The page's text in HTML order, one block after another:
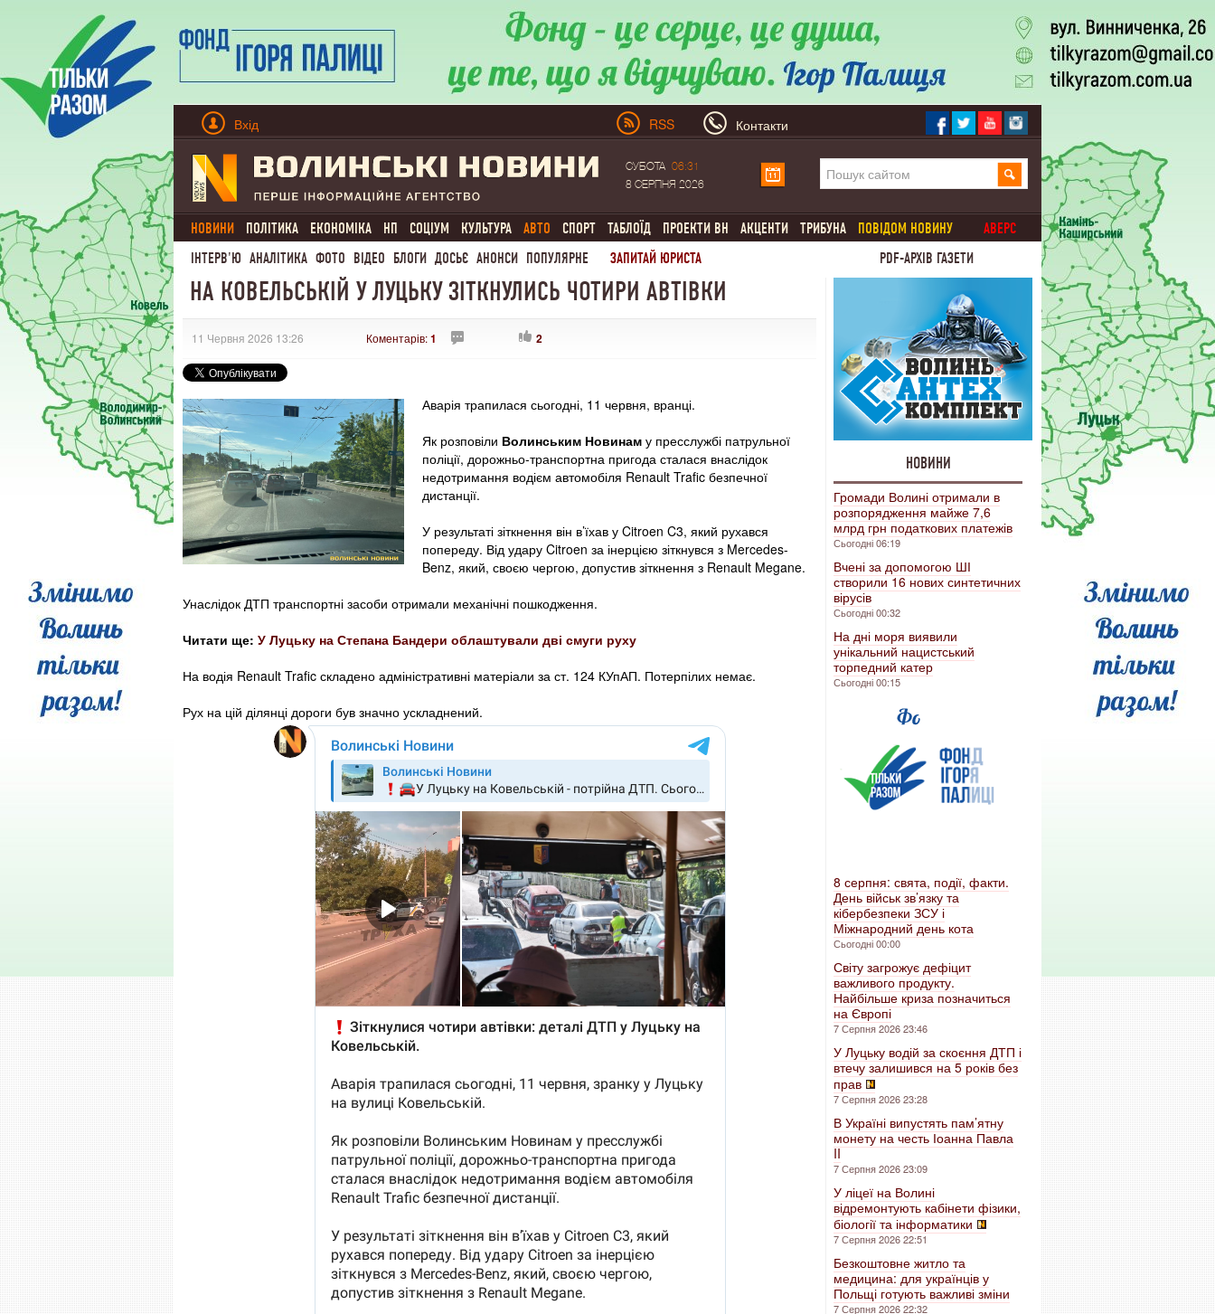
Вхід RSS Контакти
СУБОТА
06:31
8 СЕРПНЯ 2026
НОВИНИ ПОЛІТИКА ЕКОНОМІКА НП СОЦІУМ КУЛЬТУРА АВТО СПОРТ ТАБЛОЇД ПРОЕКТИ ВН АКЦЕНТИ ТРИБУНА ПОВІДОМ НОВИНУ
АВЕРС
ІНТЕРВ'Ю АНАЛІТИКА ФОТО ВІДЕО БЛОГИ ДОСЬЄ АНОНСИ ПОПУЛЯРНЕ ЗАПИТАЙ ЮРИСТА PDF-АРХІВ ГАЗЕТИ
НА КОВЕЛЬСЬКІЙ У ЛУЦЬКУ ЗІТКНУЛИСЬ ЧОТИРИ АВТІВКИ
11 Червня 2026 13:26 Коментарів:1 2
Аварія трапилася сьогодні, 11 червня, вранці.
Як розповіли Волинським Новинам у пресслужбі патрульної
поліції, дорожньо-транспортна пригода сталася внаслідок
недотримання водієм автомобіля Renault Trafic безпечної
дистанції.
У результаті зіткнення він в’їхав у Citroen C3, який рухався
попереду. Від удару Citroen за інерцією зіткнувся з Mercedes-
Benz, який, своєю чергою, допустив зіткнення з Renault Megane.
Унаслідок ДТП транспортні засоби отримали механічні пошкодження.
Читати ще: У Луцьку на Степана Бандери облаштували дві смуги руху
На водія Renault Trafic складено адміністративні матеріали за ст. 124 КУпАП. Потерпілих немає.
Рух на цій ділянці дороги був значно ускладнений.
НОВИНИ
Громади Волині отримали в
розпорядження майже 7,6
млрд грн податкових платежів
Сьогодні 06:19
Вчені за допомогою ШІ
створили 16 нових синтетичних
вірусів
Сьогодні 00:32
На дні моря виявили
унікальний нацистський
торпедний катер
Сьогодні 00:15
8 серпня: свята, події, факти.
День військ зв’язку та
кібербезпеки ЗСУ і
Міжнародний день кота
Сьогодні 00:00
Світу загрожує дефіцит
важливого продукту.
Найбільше криза позначиться
на Європі
7 Серпня 2026 23:46
У Луцьку водій за скоєння ДТП і
втечу залишився на 5 років без
прав
7 Серпня 2026 23:28
В Україні випустять пам’ятну
монету на честь Іоанна Павла
II
7 Серпня 2026 23:09
У ліцеї на Волині
відремонтують кабінети фізики,
біології та інформатики
7 Серпня 2026 22:51
Безкоштовне житло та
медицина: для українців у
Польщі готують важливі зміни
7 Серпня 2026 22:32